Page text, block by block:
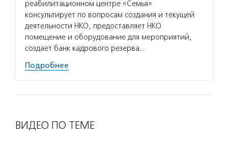
реабилитационном центре «Семья»
консультирует по вопросам создания и текущей
деятельности НКО, предоставляет НКО
помещение и оборудование для мероприятий,
создает банк кадрового резерва…
Подробнее
ВИДЕО ПО ТЕМЕ